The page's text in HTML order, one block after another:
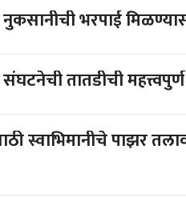
नुकसानीची भरपाई
तातडीची
शेतकरी बांधवांसह जलसमाधी